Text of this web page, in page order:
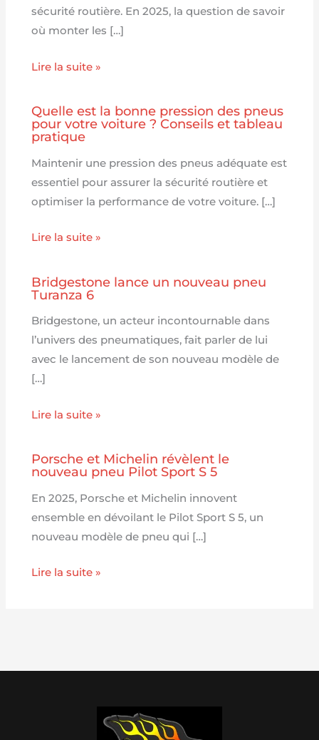
sécurité routière. En 2025, la question de savoir
où monter les […]
Lire la suite »
Quelle est la bonne pression des pneus
pour votre voiture ? Conseils et tableau
pratique
Maintenir une pression des pneus adéquate est
essentiel pour assurer la sécurité routière et
optimiser la performance de votre voiture. […]
Lire la suite »
Bridgestone lance un nouveau pneu
Turanza 6
Bridgestone, un acteur incontournable dans
l’univers des pneumatiques, fait parler de lui
avec le lancement de son nouveau modèle de
[…]
Lire la suite »
Porsche et Michelin révèlent le
nouveau pneu Pilot Sport S 5
En 2025, Porsche et Michelin innovent
ensemble en dévoilant le Pilot Sport S 5, un
nouveau modèle de pneu qui […]
Lire la suite »